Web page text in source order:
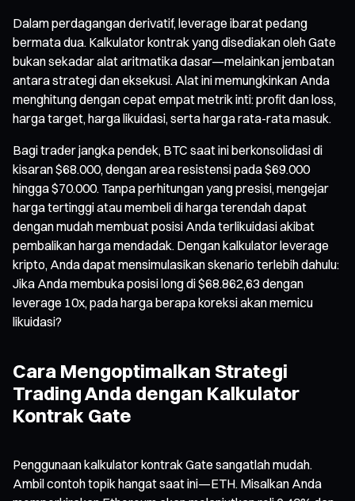
Dalam perdagangan derivatif, leverage ibarat pedang
bermata dua. Kalkulator kontrak yang disediakan oleh Gate
bukan sekadar alat aritmatika dasar—melainkan jembatan
antara strategi dan eksekusi. Alat ini memungkinkan Anda
menghitung dengan cepat empat metrik inti: profit dan loss,
harga target, harga likuidasi, serta harga rata-rata masuk.
Bagi trader jangka pendek, BTC saat ini berkonsolidasi di
kisaran $68.000, dengan area resistensi pada $69.000
hingga $70.000. Tanpa perhitungan yang presisi, mengejar
harga tertinggi atau membeli di harga terendah dapat
dengan mudah membuat posisi Anda terlikuidasi akibat
pembalikan harga mendadak. Dengan kalkulator leverage
kripto, Anda dapat mensimulasikan skenario terlebih dahulu:
Jika Anda membuka posisi long di $68.862,63 dengan
leverage 10x, pada harga berapa koreksi akan memicu
likuidasi?
Cara Mengoptimalkan Strategi
Trading Anda dengan Kalkulator
Kontrak Gate
Penggunaan kalkulator kontrak Gate sangatlah mudah.
Ambil contoh topik hangat saat ini—ETH. Misalkan Anda